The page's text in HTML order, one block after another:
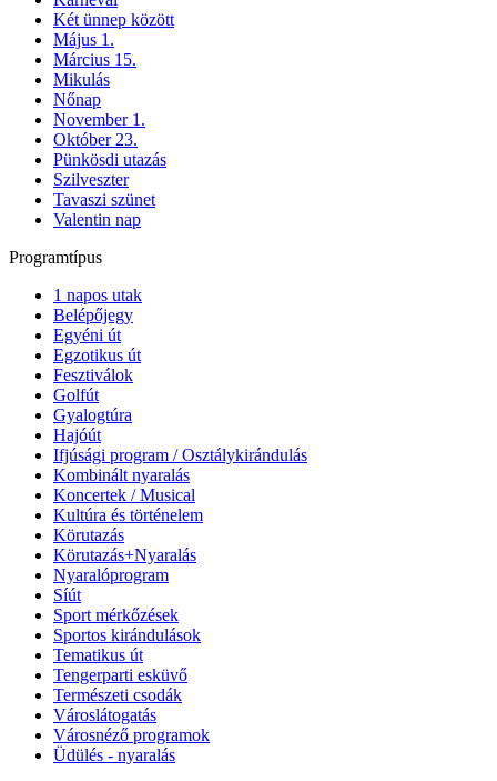
Két ünnep között
Május 1.
Március 15.
Mikulás
Nőnap
November 1.
Október 23.
Pünkösdi utazás
Szilveszter
Tavaszi szünet
Valentin nap
Programtípus
1 napos utak
Belépőjegy
Egyéni út
Egzotikus út
Fesztiválok
Golfút
Gyalogtúra
Hajóút
Ifjúsági program / Osztálykirándulás
Kombinált nyaralás
Koncertek / Musical
Kultúra és történelem
Körutazás
Körutazás+Nyaralás
Nyaralóprogram
Síút
Sport mérkőzések
Sportos kirándulások
Tematikus út
Tengerparti esküvő
Természeti csodák
Városlátogatás
Városnéző programok
Üdülés - nyaralás